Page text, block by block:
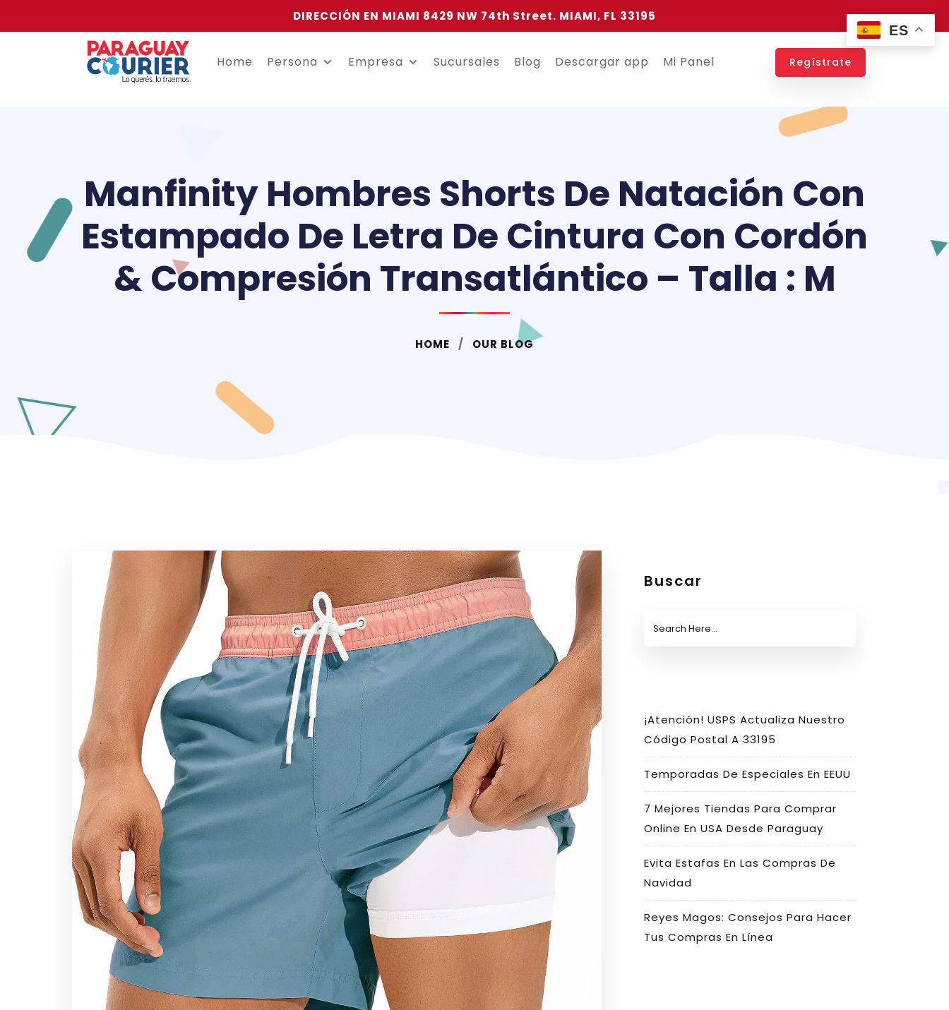
DIRECCIÓN EN MIAMI 8429 NW 74th Street. MIAMI, FL 33195
Home Persona Empresa Sucursales Blog Descargar app Mi Panel Regístrate
Manfinity Hombres Shorts De Natación Con
Estampado De Letra De Cintura Con Cordón
& Compresión Transatlántico – Talla : M
HOME OUR BLOG
Buscar
¡Atención! USPS Actualiza Nuestro
Código Postal A 33195
Temporadas De Especiales En EEUU
7 Mejores Tiendas Para Comprar
Online En USA Desde Paraguay
Evita Estafas En Las Compras De
Navidad
Reyes Magos: Consejos Para Hacer
Tus Compras En Línea
ES